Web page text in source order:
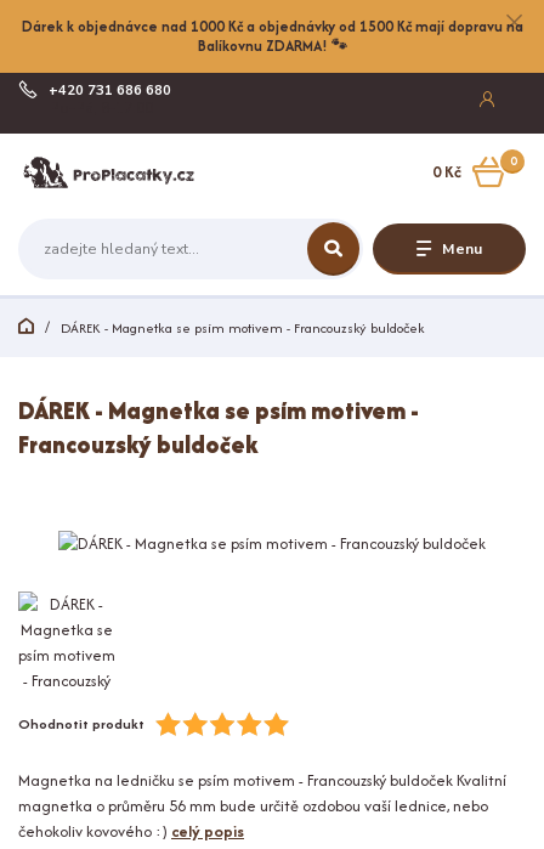
Dárek k objednávce nad 1000 Kč a objednávky od 1500 Kč mají dopravu na
Balíkovnu ZDARMA! 🐾
Menu
+420 731 686 680
0
0 Kč
DÁREK - Magnetka se psím motivem - Francouzský buldoček
DÁREK - Magnetka se psím motivem -
Francouzský buldoček
Ohodnotit produkt
Magnetka na ledničku se psím motivem - Francouzský buldoček Kvalitní
magnetka o průměru 56 mm bude určitě ozdobou vaší lednice, nebo
čehokoliv kovového :) celý popis